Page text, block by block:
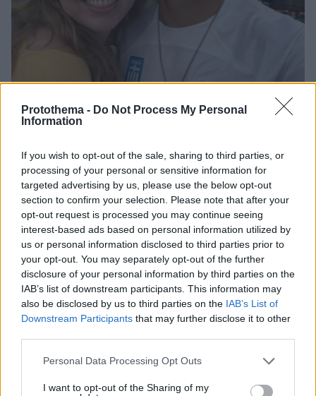
Protothema - Do Not Process My Personal
Information
If you wish to opt-out of the sale, sharing to third parties, or
processing of your personal or sensitive information for
targeted advertising by us, please use the below opt-out
section to confirm your selection. Please note that after your
opt-out request is processed you may continue seeing
interest-based ads based on personal information utilized by
us or personal information disclosed to third parties prior to
your opt-out. You may separately opt-out of the further
disclosure of your personal information by third parties on the
IAB’s list of downstream participants. This information may
also be disclosed by us to third parties on the IAB’s List of
Downstream Participants that may further disclose it to other
Please note that this website/app uses one or more Google
not limited to your visit or usage behaviour. You may click to
Personal Data Processing Opt Outs
I want to opt-out of the Sharing of my
Η αποκαλυπτική κατάθεση της συζύγου του
Αφγανού: Πώς γνωρίσαμε τη Λίσα, γιατί
υποψιάστηκα ότι ήταν το πτώμα στη βαλίτσα